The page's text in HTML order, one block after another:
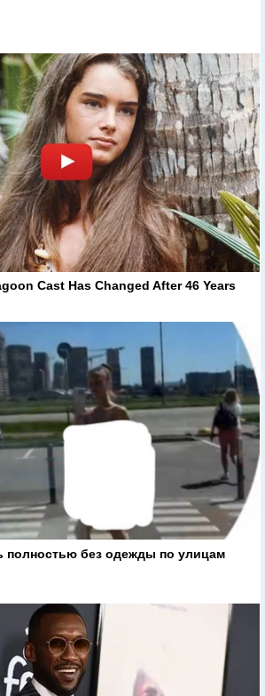
Cast Has Changed After 46 Years
полностью без одежды по улицам